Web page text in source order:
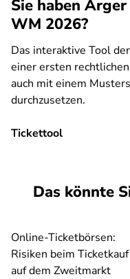
Sie haben
WM 2026?
Das interaktive Tool
einer ersten
auch mit einem
durchzusetzen.
Tickettool
Das könnte
Online-Ticketbörsen:
Risiken beim Ticketkauf
auf dem Zweitmarkt